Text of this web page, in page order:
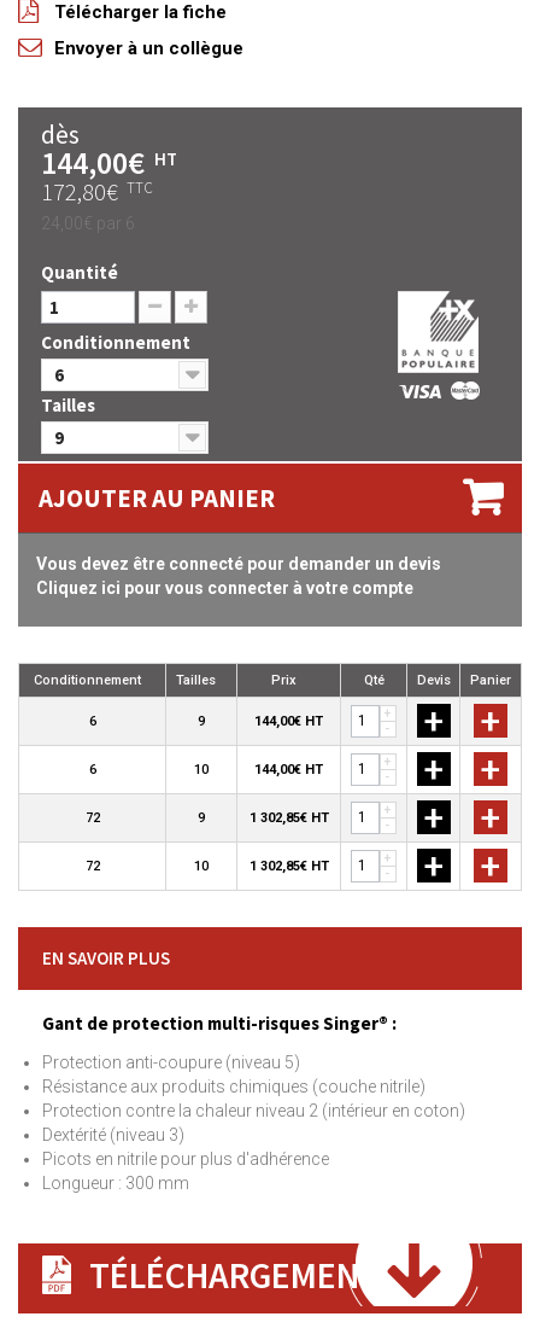
Télécharger la fiche
Envoyer à un collègue
dès
144,00€ HT
172,80€ TTC
24,00€ par 6
Quantité
Conditionnement
6
Tailles
9
AJOUTER AU PANIER
Vous devez être connecté pour demander un devis
Cliquez ici pour vous connecter à votre compte
Conditionnement Tailles Prix Qté Devis Panier
6 9 144,00€ HT
+
-
+ +
6 10 144,00€ HT
+
-
+ +
72 9 1 302,85€ HT
+
-
+ +
72 10 1 302,85€ HT
+
-
+ +
EN SAVOIR PLUS
Gant de protection multi-risques Singer® :
Protection anti-coupure (niveau 5)
Résistance aux produits chimiques (couche nitrile)
Protection contre la chaleur niveau 2 (intérieur en coton)
Dextérité (niveau 3)
Picots en nitrile pour plus d'adhérence
Longueur : 300 mm
TÉLÉCHARGEMENT